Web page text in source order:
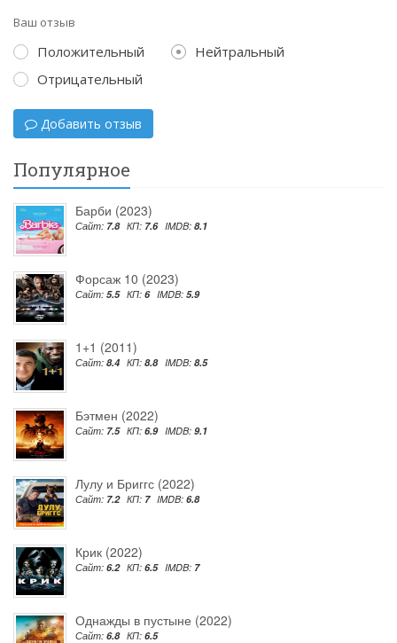
Ваш отзыв
Положительный
Нейтральный
Отрицательный
Добавить отзыв
Популярное
Барби (2023)
Сайт: 7.8 КП: 7.6 IMDB: 8.1
Форсаж 10 (2023)
Сайт: 5.5 КП: 6 IMDB: 5.9
1+1 (2011)
Сайт: 8.4 КП: 8.8 IMDB: 8.5
Бэтмен (2022)
Сайт: 7.5 КП: 6.9 IMDB: 9.1
Лулу и Бриггс (2022)
Сайт: 7.2 КП: 7 IMDB: 6.8
Крик (2022)
Сайт: 6.2 КП: 6.5 IMDB: 7
Однажды в пустыне (2022)
Сайт: 6.8 КП: 6.5